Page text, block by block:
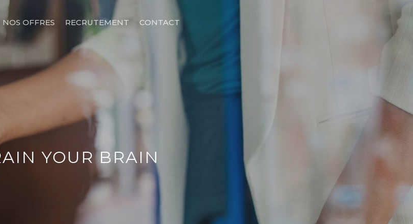
NOS OFFRES RECRUTEMENT CONTACT
YOUR BRAIN